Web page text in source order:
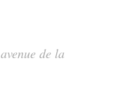
avenue de la